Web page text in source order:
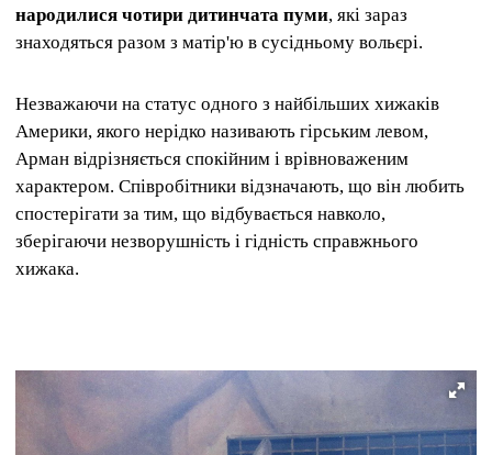
народилися чотири дитинчата пуми, які зараз
знаходяться разом з матір'ю в сусідньому вольєрі.
Незважаючи на статус одного з найбільших хижаків
Америки, якого нерідко називають гірським левом,
Арман відрізняється спокійним і врівноваженим
характером. Співробітники відзначають, що він любить
спостерігати за тим, що відбувається навколо,
зберігаючи незворушність і гідність справжнього
хижака.